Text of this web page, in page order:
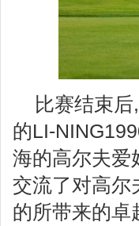
比赛结束
的LI-
海的高尔夫爱
交流了对高尔
的所带来的卓